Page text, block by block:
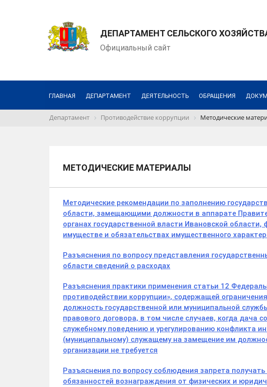
ДЕПАРТАМЕНТ СЕЛЬСКОГО
Официальный сайт
ГЛАВНАЯ ДЕПАРТАМЕНТ ДЕЯТЕЛЬНОСТЬ ОБРАЩЕНИЯ
Департамент Противодействие коррупции Методические
МЕТОДИЧЕСКИЕ МАТЕРИАЛЫ
Методические рекомендации по заполнению
области, замещающими должности в аппарате
органах государственной власти Ивановской
имуществе и обязательствах имущественного
Разъяснения по вопросу представления
области сведений о расходах
Разъяснения практики применения статьи 12
противодействии коррупции», содержащей
должность государственной или муниципальной
правового договора, в том числе случаев, когда дача
служебному поведению и урегулированию конфликта
(муниципальному) служащему на замещение им
организации не требуется
Разъяснения по вопросу соблюдения запрета
обязанностей вознаграждения от физических и